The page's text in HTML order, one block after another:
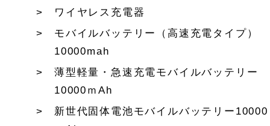
ワイヤレス充電器
モバイルバッテリー（高速充電タイプ）
10000mah
薄型軽量・急速充電モバイルバッテリー
10000ｍAh
新世代固体電池モバイルバッテリー10000